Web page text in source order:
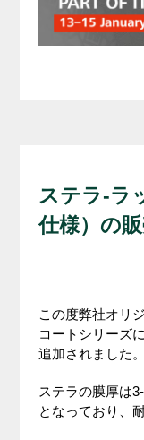
ステラ-ラ
仕様）の
この度弊社オリ
コートシリーズ
追加されました。
ステラの膜厚は
となっており、